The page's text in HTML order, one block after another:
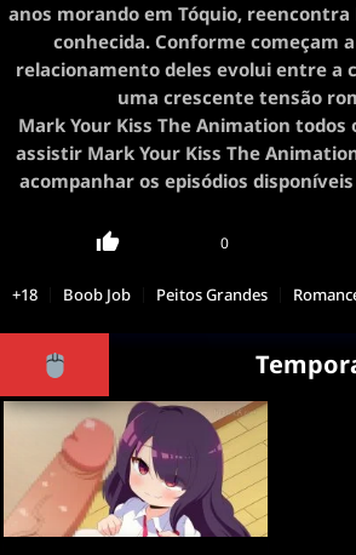
anos morando em Tóquio,
conhecida. Conforme começam
relacionamento deles evolui entre a
uma crescente tensão
Mark Your Kiss The Animation todos
assistir Mark Your Kiss The
acompanhar os episódios
0
+18 Boob Job Peitos Grandes